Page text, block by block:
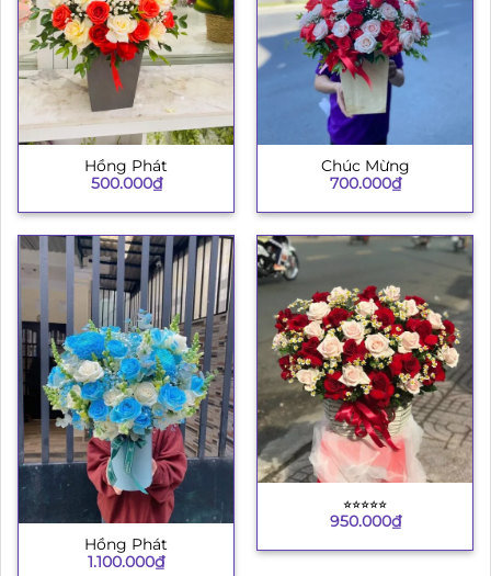
Hồng Phát
500.000₫
Chúc Mừng
700.000₫
Hồng Phát
1.100.000₫
⭐︎⭐︎⭐︎⭐︎⭐︎
950.000₫